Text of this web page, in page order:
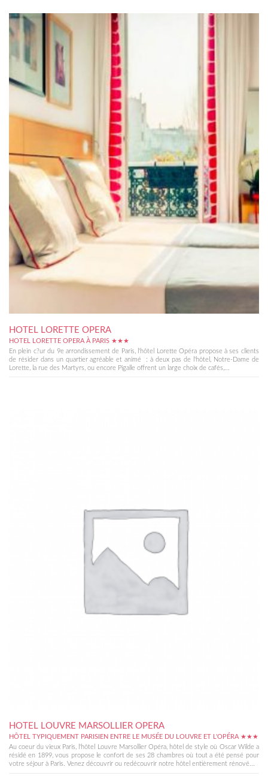
HOTEL LORETTE OPERA
HOTEL LORETTE OPERA À PARIS ★★★
En plein c?ur du 9e arrondissement de Paris, l'hôtel Lorette Opéra propose à ses clients
de résider dans un quartier agréable et animé : à deux pas de l'hôtel, Notre-Dame de
Lorette, la rue des Martyrs, ou encore Pigalle offrent un large choix de cafés,...
HOTEL LOUVRE MARSOLLIER OPERA
HÔTEL TYPIQUEMENT PARISIEN ENTRE LE MUSÉE DU LOUVRE ET L'OPÉRA ★★★
Au coeur du vieux Paris, l'hôtel Louvre Marsollier Opéra, hôtel de style où Oscar Wilde a
résidé en 1899, vous propose le confort de ses 28 chambres où tout a été pensé pour
votre séjour à Paris. Venez découvrir ou redécouvrir notre hôtel entièrement rénové...